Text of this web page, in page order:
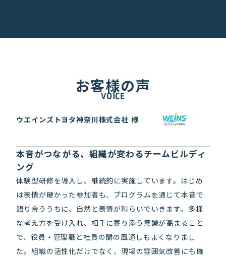
お客様の声
VOICE
ウエインズトヨタ神奈川株式会社 様
本音がつながる、組織が変わるチームビルディ
ング
体験型研修を導入し、継続的に実施しています。はじめ
は表情が硬かった参加者も、プログラムを通じて本音で
語り合ううちに、自然と表情が和らいでいきます。多様
な考え方を受け入れ、相手に寄り添う意識が高まること
で、役員・管理職と社員の間の風通しもよくなりまし
た。組織の活性化だけでなく、現場の雰囲気改善にも確